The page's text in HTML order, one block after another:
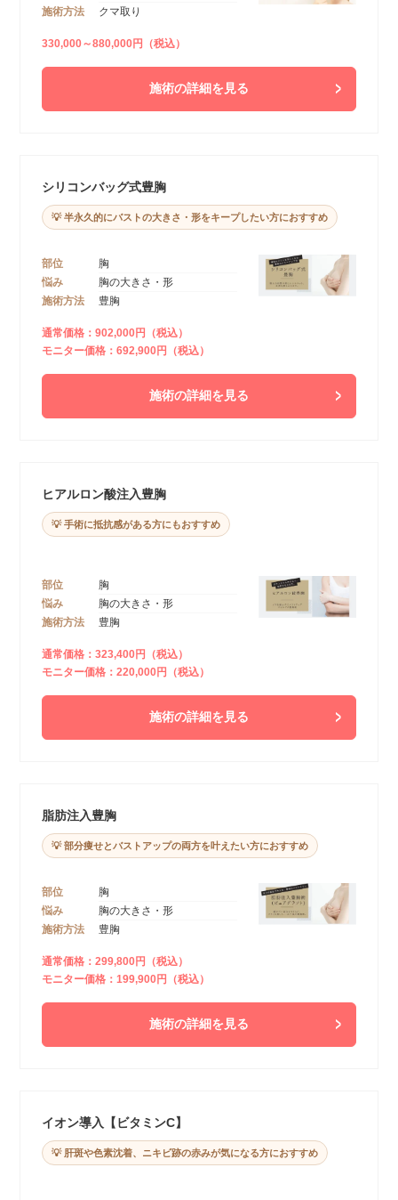
施術方法
クマ取り
330,000～880,000円（税込）
施術の詳細を見る
シリコンバッグ式豊胸
💡 半永久的にバストの大きさ・形をキープしたい方におすすめ
部位
胸
悩み
胸の大きさ・形
施術方法
豊胸
通常価格：902,000円（税込）
モニター価格：692,900円（税込）
施術の詳細を見る
ヒアルロン酸注入豊胸
💡 手術に抵抗感がある方にもおすすめ
部位
胸
悩み
胸の大きさ・形
施術方法
豊胸
通常価格：323,400円（税込）
モニター価格：220,000円（税込）
施術の詳細を見る
脂肪注入豊胸
💡 部分痩せとバストアップの両方を叶えたい方におすすめ
部位
胸
悩み
胸の大きさ・形
施術方法
豊胸
通常価格：299,800円（税込）
モニター価格：199,900円（税込）
施術の詳細を見る
イオン導入【ビタミンC】
💡 肝斑や色素沈着、ニキビ跡の赤みが気になる方におすすめ